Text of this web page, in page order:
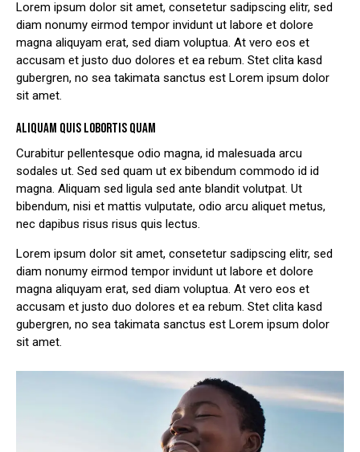
Lorem ipsum dolor sit amet, consetetur sadipscing elitr, sed
diam nonumy eirmod tempor invidunt ut labore et dolore
magna aliquyam erat, sed diam voluptua. At vero eos et
accusam et justo duo dolores et ea rebum. Stet clita kasd
gubergren, no sea takimata sanctus est Lorem ipsum dolor
sit amet.
ALIQUAM QUIS LOBORTIS QUAM
Curabitur pellentesque odio magna, id malesuada arcu
sodales ut. Sed sed quam ut ex bibendum commodo id id
magna. Aliquam sed ligula sed ante blandit volutpat. Ut
bibendum, nisi et mattis vulputate, odio arcu aliquet metus,
nec dapibus risus risus quis lectus.
Lorem ipsum dolor sit amet, consetetur sadipscing elitr, sed
diam nonumy eirmod tempor invidunt ut labore et dolore
magna aliquyam erat, sed diam voluptua. At vero eos et
accusam et justo duo dolores et ea rebum. Stet clita kasd
gubergren, no sea takimata sanctus est Lorem ipsum dolor
sit amet.